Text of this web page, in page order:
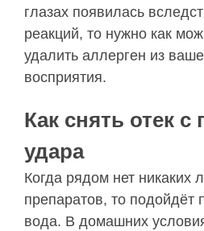
глазах появилась
реакций, то нужно как
удалить аллерген из
восприятия.
Как снять отек с
удара
Когда рядом нет никаких
препаратов, то подойдёт
вода. В домашних